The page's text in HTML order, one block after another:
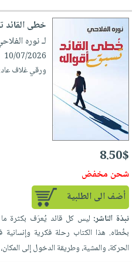
خطى القائد
لـ نوره
10/07/2026
ورقي غلاف
8.50$
شحن مخفض
أضف الى الطلبية
نبذة الناشر: ليس كل قائد يُعرَف بكثرة
بخُطاه. هذا الكتاب رحلة فكرية
الحركة، والمشية، وطريقة الدخول إلى